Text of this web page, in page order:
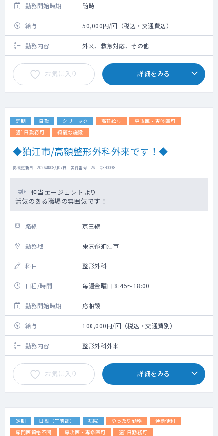
勤務開始時期 随時
給与 50,000円/回（税込・交通費込）
勤務内容 外来、救急対応、その他
お気に入り 詳細をみる
定期 日勤 クリニック 高額給与
専攻医・専修医可
週1日勤務可
綺麗な施設
◆狛江市/高額整形外科外来です！◆
掲載更新日 : 2026年08月07日 案件番号 : 26-TQ340098
担当エージェントより
活気のある職場の雰囲気です！
路線 京王線
勤務地 東京都狛江市
科目 整形外科
日程/時間 毎週金曜日 8:45～18:00
勤務開始時期 応相談
給与 100,000円/回（税込・交通費別）
勤務内容 整形外科外来
お気に入り 詳細をみる
定期 日勤（午前診） 病院 ゆったり勤務
通勤便利
専門医資格不問
専攻医・専修医可 週1日勤務可